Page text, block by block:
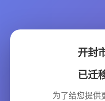
开封
已迁
为了给您提供